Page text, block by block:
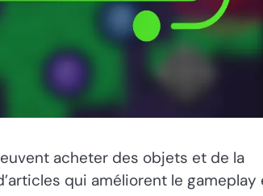
acheter des objets et de la
qui améliorent le gameplay